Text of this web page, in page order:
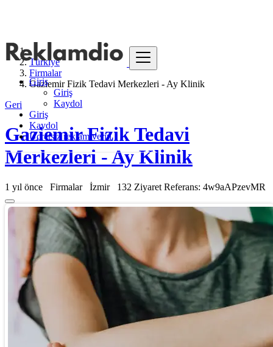
Giriş
Giriş
Kaydol
Giriş
Kaydol
Ücretsiz reklam verin
Türkiye
Firmalar
Gaziemir Fizik Tedavi Merkezleri - Ay Klinik
Geri
Gaziemir Fizik Tedavi
Merkezleri - Ay Klinik
1 yıl önce Firmalar İzmir 132 Ziyaret Referans: 4w9aAPzevMR